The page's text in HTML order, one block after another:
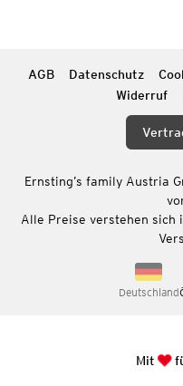
AGB Datenschutz
Widerruf
Ernsting’s family Austria
Alle Preise verstehen sich
Deutschland
Mit